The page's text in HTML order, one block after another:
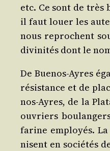
etc. Ce sont de
il faut louer les
nous reprochent
divi­ni­tés dont le
De Bue­nos-Ayres
résis­tance et de
nos-Ayres, de la
ouvriers
farine employés.
nisent en socié­tés